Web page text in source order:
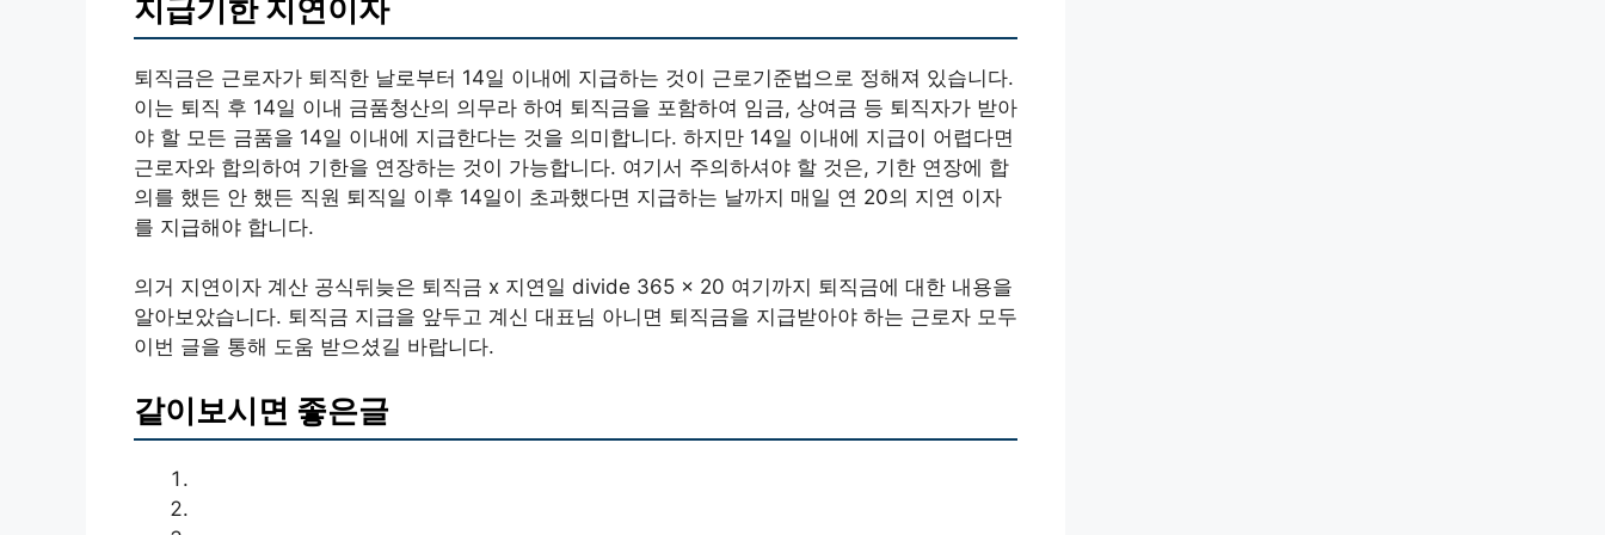
지급기한 지연이자
퇴직금은 근로자가 퇴직한 날로부터 14일 이내에 지급하는 것이 근로기준법으로 정해져 있습니다.
이는 퇴직 후 14일 이내 금품청산의 의무라 하여 퇴직금을 포함하여 임금, 상여금 등 퇴직자가 받아
야 할 모든 금품을 14일 이내에 지급한다는 것을 의미합니다. 하지만 14일 이내에 지급이 어렵다면
근로자와 합의하여 기한을 연장하는 것이 가능합니다. 여기서 주의하셔야 할 것은, 기한 연장에 합
의를 했든 안 했든 직원 퇴직일 이후 14일이 초과했다면 지급하는 날까지 매일 연 20의 지연 이자
를 지급해야 합니다.
의거 지연이자 계산 공식뒤늦은 퇴직금 x 지연일 divide 365 x 20 여기까지 퇴직금에 대한 내용을
알아보았습니다. 퇴직금 지급을 앞두고 계신 대표님 아니면 퇴직금을 지급받아야 하는 근로자 모두
이번 글을 통해 도움 받으셨길 바랍니다.
같이보시면 좋은글